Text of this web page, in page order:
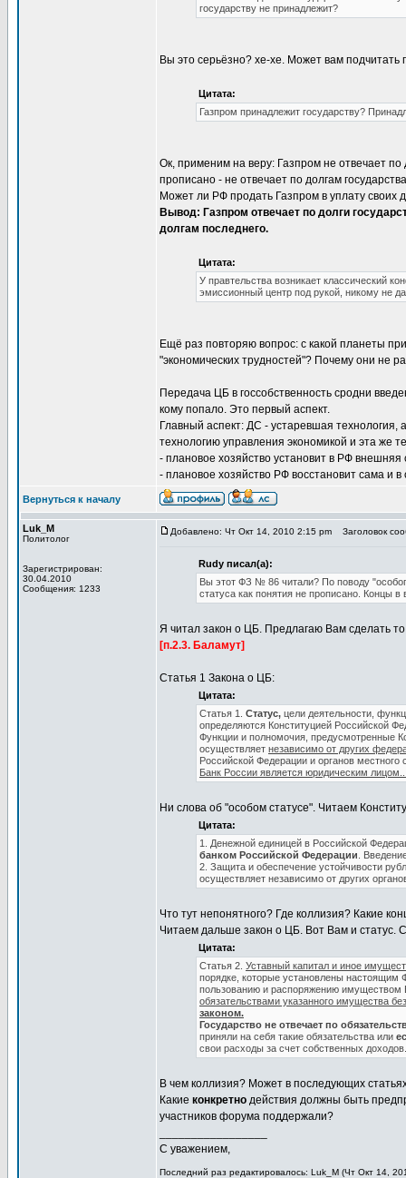
государству не принадлежит?
Вы это серьёзно? хе-хе. Может вам подчитать
Цитата:
Газпром принадлежит государству?
Ок, применим на веру: Газпром не отвечает по
прописано - не отвечает по долгам
Может ли РФ продать Газпром в уплату своих
Вывод: Газпром отвечает по долги
долгам последнего.
Цитата:
У правтельства возникает классический
эмиссионный центр под рукой, никому не
Ещё раз повторяю вопрос: с какой планеты
"экономических трудностей"? Почему они не
Передача ЦБ в госсобственность сродни
кому попало. Это первый аспект.
Главный аспект: ДС - устаревшая
технологию управления экономикой и эта же
- плановое хозяйство установит в РФ внешняя
- плановое хозяйство РФ восстановит сама и в
Вернуться к началу
Luk_M
Политолог
Зарегистрирован:
30.04.2010
Сообщения: 1233
Добавлено: Чт Окт 14, 2010 2:15 pm Заголовок
Rudy писал(а):
Вы этот ФЗ № 86 читали? По поводу
статуса как понятия не прописано. Концы в
Я читал закон о ЦБ. Предлагаю Вам сделать
[п.2.3. Баламут]
Статья 1 Закона о ЦБ:
Цитата:
Статья 1. Статус, цели деятельности,
определяются Конституцией Российской
Функции и полномочия, предусмотренные
осуществляет независимо от других
Российской Федерации и органов местного
Банк России является юридическим
Ни слова об "особом статусе". Читаем
Цитата:
1. Денежной единицей в Российской
банком Российской Федерации .
2. Защита и обеспечение устойчивости
осуществляет независимо от других
Что тут непонятного? Где коллизия? Какие
Читаем дальше закон о ЦБ. Вот Вам и статус.
Цитата:
Статья 2. Уставный капитал и иное
порядке, которые установлены
пользованию и распоряжению имуществом
обязательствами указанного имущества
законом.
Государство не отвечает по
приняли на себя такие обязательства или
свои расходы за счет собственных доходов.
В чем коллизия? Может в последующих
Какие конкретно действия должны быть
участников форума поддержали?
С уважением,
Последний раз редактировалось: Luk_M (Чт Окт 14,